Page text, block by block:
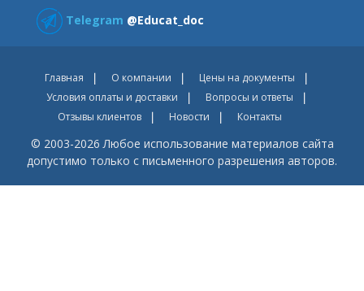
Telegram @Educat_doc
Главная О компании
Цены на документы
Условия оплаты и доставки
Вопросы и ответы
Отзывы клиентов
Новости Контакты
© 2003-2026 Любое использование материалов сайта
допустимо только с письменного разрешения авторов.